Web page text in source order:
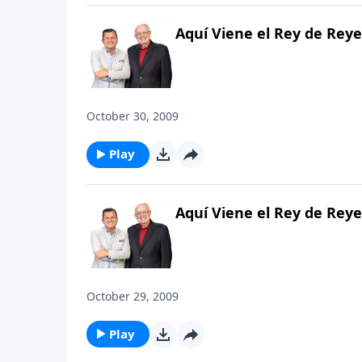
Aquí Viene el Rey de
October 30, 2009
Play
Aquí Viene el Rey de
October 29, 2009
Play